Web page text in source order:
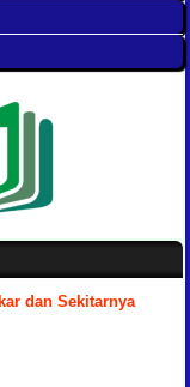
dan Sekitarnya